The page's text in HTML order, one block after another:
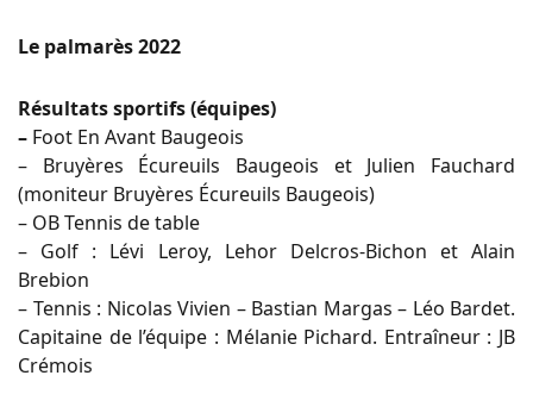
Le palmarès 2022
Résultats sportifs (équipes)
– Foot En Avant Baugeois
– Bruyères Écureuils Baugeois et Julien Fauchard
(moniteur Bruyères Écureuils Baugeois)
– OB Tennis de table
– Golf : Lévi Leroy, Lehor Delcros-Bichon et Alain
Brebion
– Tennis : Nicolas Vivien – Bastian Margas – Léo Bardet.
Capitaine de l’équipe : Mélanie Pichard. Entraîneur : JB
Crémois